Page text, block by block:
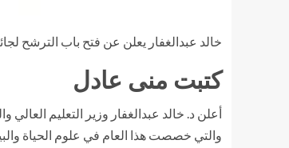
خالد عبدالغفار يعلن عن فتح باب الترشح لجائزة اليونسكو (لوريال
كتبت منى عادل
والتي خصصت هذا العام في علوم الحياة